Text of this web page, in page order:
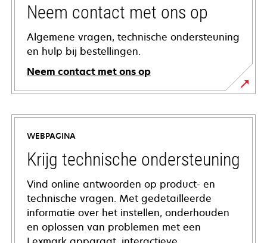
Neem contact met ons op
Algemene vragen, technische ondersteuning
en hulp bij bestellingen.
Neem contact met ons op
WEBPAGINA
Krijg technische ondersteuning
Vind online antwoorden op product- en
technische vragen. Met gedetailleerde
informatie over het instellen, onderhouden
en oplossen van problemen met een